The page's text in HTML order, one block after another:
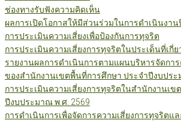
ช่องทางรับฟังความคิดเห็น
ผลการเปิดโอกาสให้มีส่วนร่วมในการดำเนินงา
การประเมินความเสี่ยงเพื่อป้องกันการทุจริต
การประเมินความเสี่ยงการทุจริตในประเด็นที่เกี่
รายงานผลการดำเนินการตามแผนบริหารจัดการ
ของสำนักงานเขตพื้นที่การศึกษา ประจำปีงบประ
การประเมินความเสี่ยงการทุจริตในสำนักงานเ
ปีงบประมาณ พ.ศ. 2569
การดำเนินการเพื่อจัดการความเสี่ยงการทุจริตแ